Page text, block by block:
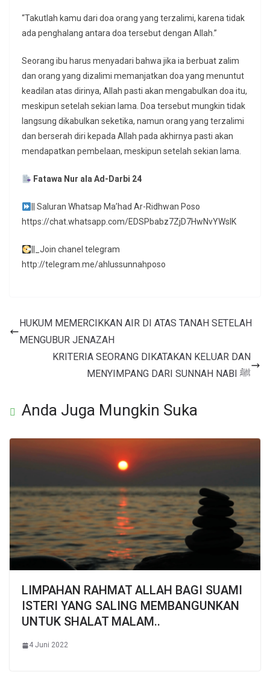
“Takutlah kamu dari doa orang yang terzalimi, karena tidak
ada penghalang antara doa tersebut dengan Allah.”
Seorang ibu harus menyadari bahwa jika ia berbuat zalim
dan orang yang dizalimi memanjatkan doa yang menuntut
keadilan atas dirinya, Allah pasti akan mengabulkan doa itu,
meskipun setelah sekian lama. Doa tersebut mungkin tidak
langsung dikabulkan seketika, namun orang yang terzalimi
dan berserah diri kepada Allah pada akhirnya pasti akan
mendapatkan pembelaan, meskipun setelah sekian lama.
Fatawa Nur ala Ad-Darbi 24
|| Saluran Whatsap Ma’had Ar-Ridhwan Poso
https://chat.whatsapp.com/EDSPbabz7ZjD7HwNvYWslK
||_Join chanel telegram
http://telegram.me/ahlussunnahposo
HUKUM MEMERCIKKAN AIR DI ATAS TANAH SETELAH
MENGUBUR JENAZAH
KRITERIA SEORANG DIKATAKAN KELUAR DAN
MENYIMPANG DARI SUNNAH NABI ﷺ
Anda Juga Mungkin Suka
LIMPAHAN RAHMAT ALLAH BAGI SUAMI
ISTERI YANG SALING MEMBANGUNKAN
UNTUK SHALAT MALAM..
4 Juni 2022